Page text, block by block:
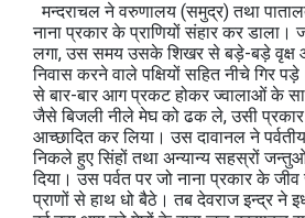
मन्दराचल ने वरुणालय (समुद्र) तथा
नाना प्रकार के प्राणियों संहार कर डाला।
लगा, उस समय उसके शिखर से बड़े-बड़े वृक्ष
निवास करने वाले पक्षियों सहित नीचे गिर
से बार-बार आग प्रकट होकर ज्वालाओं के
जैसे बिजली नीले मेघ को ढक ले, उसी
आच्छादित कर लिया। उस दावानल ने
निकले हुए सिंहों तथा अन्यान्य सहस्रों
दिया। उस पर्वत पर जो नाना प्रकार के
प्राणों से हाथ धो बैठे। तब देवराज इन्द्र ने